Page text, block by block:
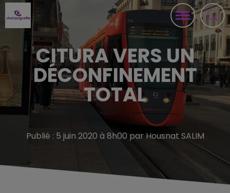
CITURA VERS UN
DÉCONFINEMENT
TOTAL
Publié : 5 juin 2020 à 8h00 par Housnat SALIM